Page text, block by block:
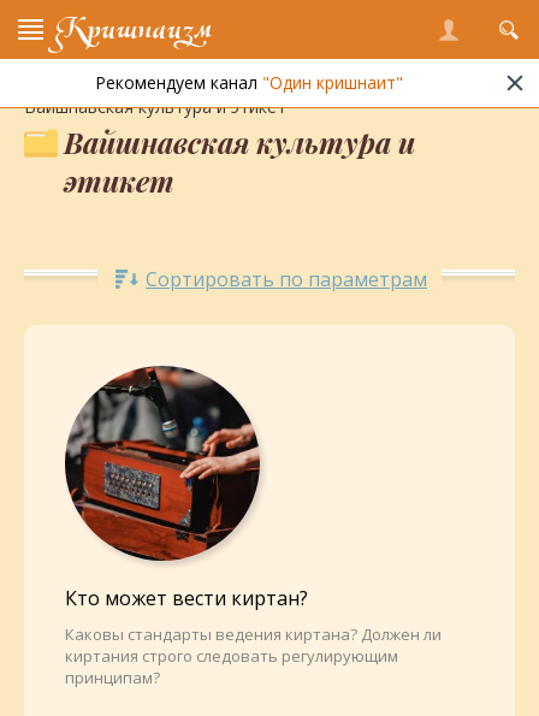
Кришнаизм
Рекомендуем канал "Один кришнаит"
Энциклопедия кришнаизма» Ведическая культура
Вайшнавская культура и этикет
Вайшнавская культура и
этикет
Сортировать по параметрам
Кто может вести киртан?
Каковы стандарты ведения киртана? Должен ли
киртания строго следовать регулирующим
принципам?